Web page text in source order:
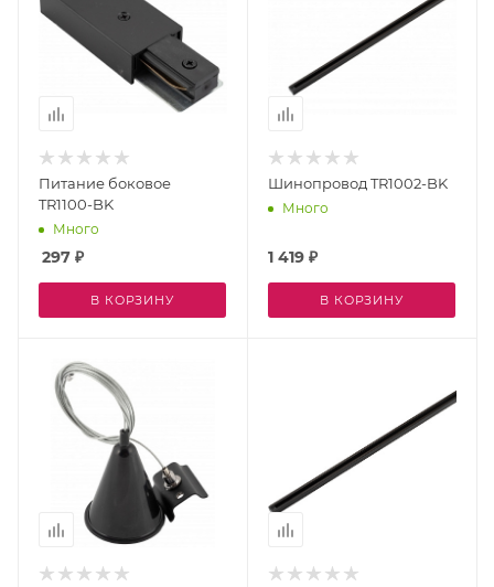
Питание боковое
TR1100-BK
Много
297 ₽
В КОРЗИНУ
Шинопровод TR1002-BK
Много
1 419 ₽
В КОРЗИНУ